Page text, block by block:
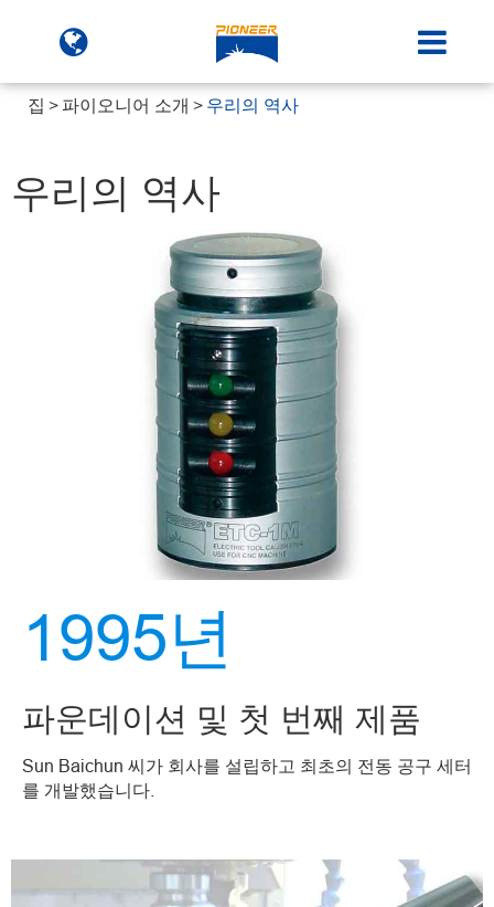
집 파이오니어 소개 우리의 역사
우리의 역사
1995년
파운데이션 및 첫 번째 제품
Sun Baichun 씨가 회사를 설립하고 최초의 전동 공구 세터
를 개발했습니다.